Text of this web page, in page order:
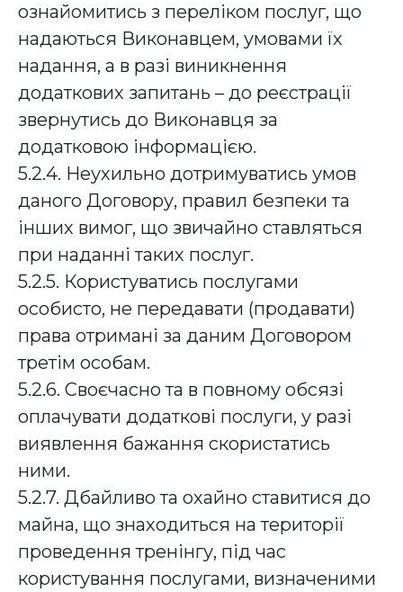
ознайомитись з переліком послуг, що
надаються Виконавцем, умовами їх
надання, а в разі виникнення
додаткових запитань – до реєстрації
звернутись до Виконавця за
додатковою інформацією.
5.2.4. Неухильно дотримуватись умов
даного Договору, правил безпеки та
інших вимог, що звичайно ставляться
при наданні таких послуг.
5.2.5. Користуватись послугами
особисто, не передавати (продавати)
права отримані за даним Договором
третім особам.
5.2.6. Своєчасно та в повному обсязі
оплачувати додаткові послуги, у разі
виявлення бажання скористатись
ними.
5.2.7. Дбайливо та охайно ставитися до
майна, що знаходиться на території
проведення тренінгу, під час
користування послугами, визначеними